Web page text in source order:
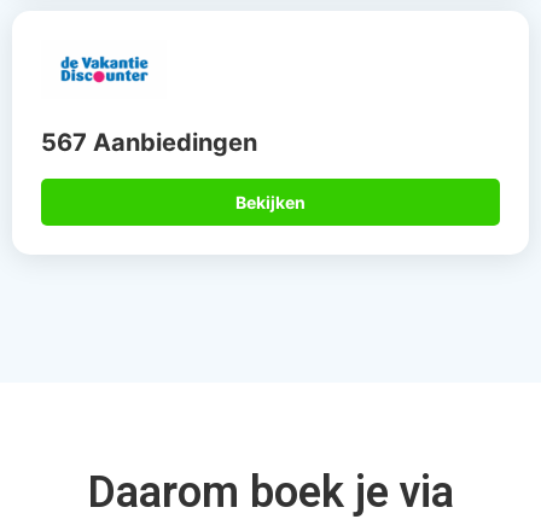
567 Aanbiedingen
Bekijken
Daarom boek je via